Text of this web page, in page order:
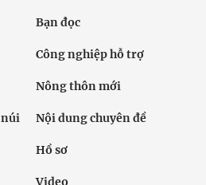
Bạn đọc
Công nghiệp hỗ trợ
Nông thôn mới
núi Nội dung chuyên đề
Hồ sơ